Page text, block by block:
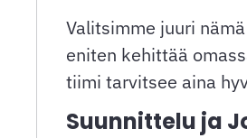
Valitsimme juuri
eniten kehittää
tiimi tarvitsee aina
Suunnittelu ja